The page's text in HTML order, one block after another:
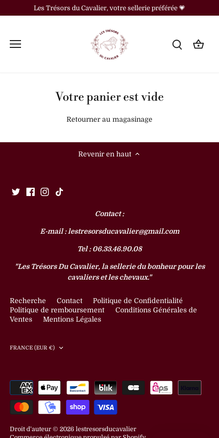
Les Trésors du Cavalier, votre sellerie préférée 💗
Votre panier est vide
Retourner au magasinage
Revenir en haut
Contact :
E-mail : lestresorsducavalier@gmail.com
Tel : 06.33.46.90.08
"Les Trésors Du Cavalier, la sellerie du bonheur pour les
cavaliers et les chevaux."
Recherche Contact
Politique de Confidentialité
Politique de remboursement
Conditions Générales de
Ventes
Mentions Légales
Devise
FRANCE (EUR €)
Droit d'auteur © 2026 lestresorsducavalier